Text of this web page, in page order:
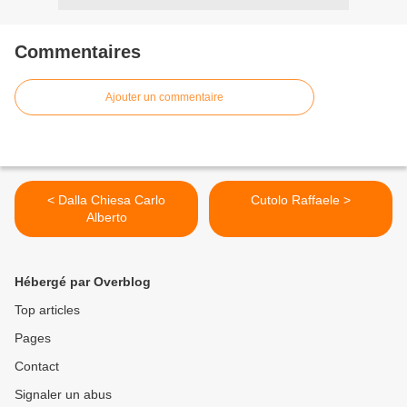
Commentaires
Ajouter un commentaire
< Dalla Chiesa Carlo
Alberto
Cutolo Raffaele >
Hébergé par Overblog
Top articles
Pages
Contact
Signaler un abus